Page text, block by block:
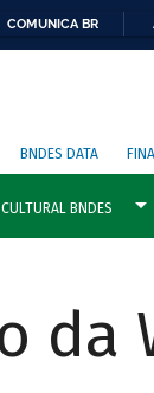
COMUNICA BR
BNDES DATA
da